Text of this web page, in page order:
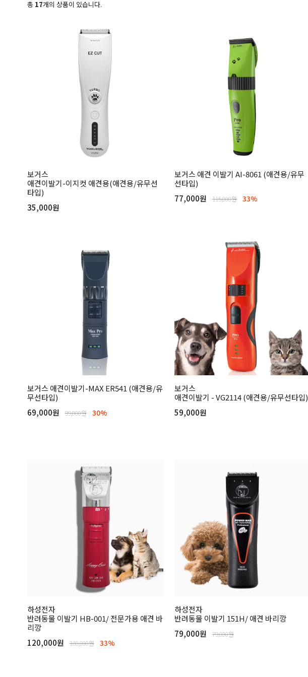
총 17개의 상품이 있습니다.
보거스
애견이발기-이지컷 애견용(애견용/유무선
타입)
35,000원
보거스 애견 이발기 AI-8061 (애견용/유무
선타입)
77,000원
115,000원 33%
보거스 애견이발기-MAX ER541 (애견용/유
무선타입)
69,000원
99,000원 30%
보거스
애견이발기 - VG2114 (애견용/유무선타입)
59,000원
하성전자
반려동물 이발기 HB-001/ 전문가용 애견 바
리깡
120,000원
180,000원 33%
하성전자
반려동물 이발기 151H/ 애견 바리깡
79,000원
79,000원